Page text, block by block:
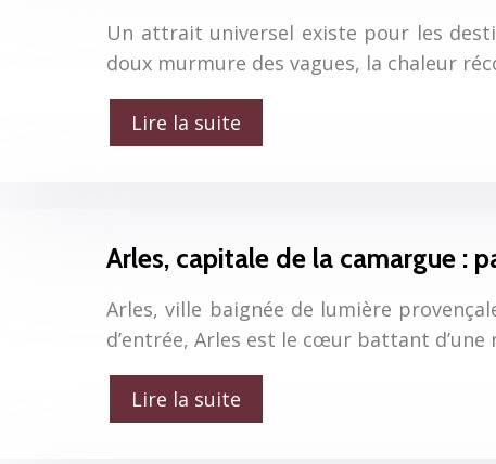
Un attrait universel existe pour les
doux murmure des vagues, la chaleur
Lire la suite
Arles, capitale de la camargue :
Arles, ville baignée de lumière
d’entrée, Arles est le cœur battant
Lire la suite